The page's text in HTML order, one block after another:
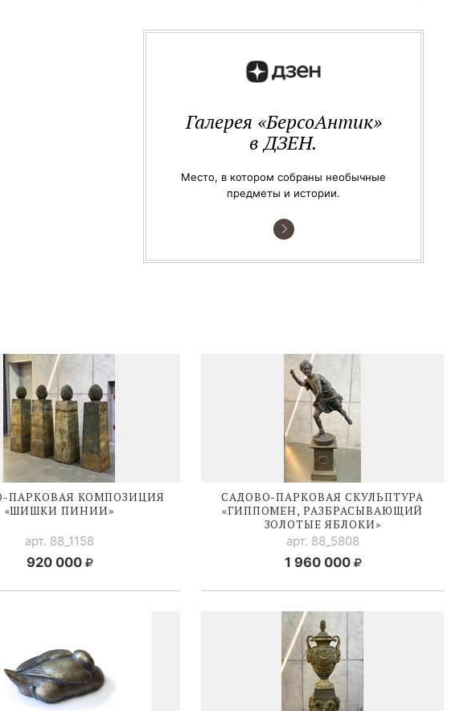
Галерея «БерсоАнтик»
в ДЗЕН.
Место, в котором собраны необычные
предметы и истории.
ПАРКОВАЯ КОМПОЗИЦИЯ
«ШИШКИ ПИНИИ»
арт. 88_1158
920 000
САДОВО-ПАРКОВАЯ СКУЛЬПТУРА
«ГИППОМЕН, РАЗБРАСЫВАЮЩИЙ
ЗОЛОТЫЕ ЯБЛОКИ»
арт. 88_5808
1 960 000